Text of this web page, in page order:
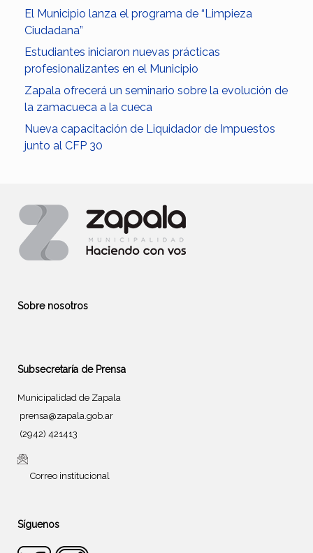
El Municipio lanza el programa de “Limpieza
Ciudadana”
Estudiantes iniciaron nuevas prácticas
profesionalizantes en el Municipio
Zapala ofrecerá un seminario sobre la evolución de
la zamacueca a la cueca
Nueva capacitación de Liquidador de Impuestos
junto al CFP 30
Sobre nosotros
Subsecretaría de Prensa
Municipalidad de Zapala
prensa@zapala.gob.ar
(2942) 421413
Correo institucional
Síguenos